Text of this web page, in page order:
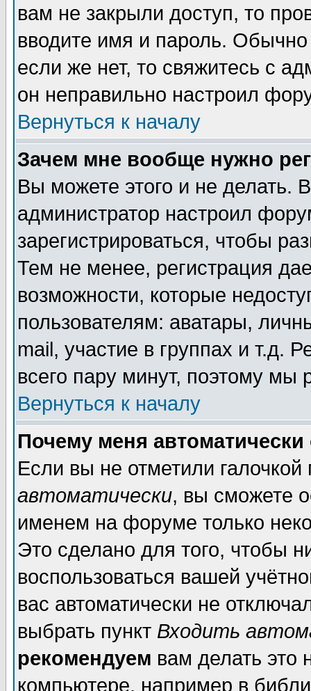
вам не закрыли доступ, то
вводите имя и пароль.
если же нет, то свяжитесь с
он неправильно настроил
Вернуться к началу
Зачем мне вообще нужно
Вы можете этого и не делать.
администратор настроил
зарегистрироваться, чтобы
Тем не менее, регистрация
возможности, которые
пользователям: аватары,
mail, участие в группах и т.д.
всего пару минут, поэтому мы
Вернуться к началу
Почему меня автоматически
Если вы не отметили галочкой
автоматически, вы сможете
именем на форуме только
Это сделано для того, чтобы
воспользоваться вашей
вас автоматически не
выбрать пункт Входить
рекомендуем вам делать это
компьютере, например в